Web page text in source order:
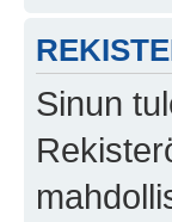
Sinun